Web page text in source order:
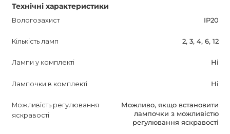
Технічні характеристики
Вологозахист IP20
Кількість ламп 2, 3, 4, 6, 12
Лампи у комплекті Ні
Лампочки в комплекті Ні
Можливість регулювання
яскравості
Можливо, якщо встановити
лампочки з можливістю
регулювання яскравості